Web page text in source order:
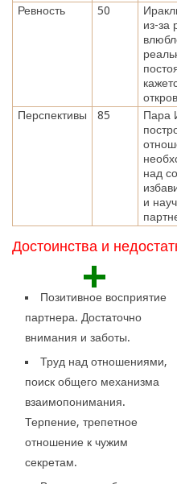
Ревность
50
из-за
Перспективы
85
Пара
над
и
Достоинства и
+
Позитивное восприятие
партнера. Достаточно
внимания и заботы.
Труд над отношениями,
поиск общего механизма
взаимопонимания.
Терпение, трепетное
отношение к чужим
секретам.